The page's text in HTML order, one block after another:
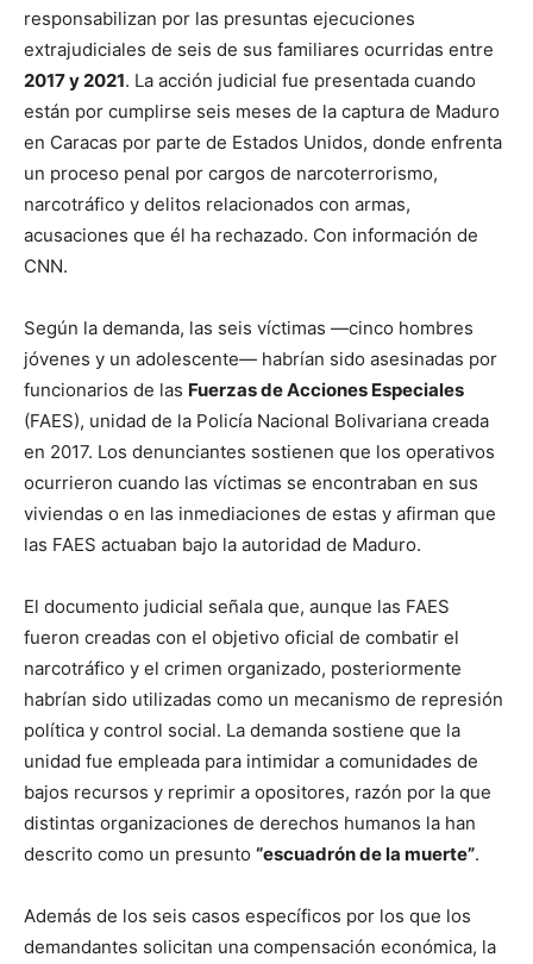
responsabilizan por las presuntas ejecuciones
extrajudiciales de seis de sus familiares ocurridas entre
2017 y 2021. La acción judicial fue presentada cuando
están por cumplirse seis meses de la captura de Maduro
en Caracas por parte de Estados Unidos, donde enfrenta
un proceso penal por cargos de narcoterrorismo,
narcotráfico y delitos relacionados con armas,
acusaciones que él ha rechazado. Con información de
CNN.
Según la demanda, las seis víctimas —cinco hombres
jóvenes y un adolescente— habrían sido asesinadas por
funcionarios de las Fuerzas de Acciones Especiales
(FAES), unidad de la Policía Nacional Bolivariana creada
en 2017. Los denunciantes sostienen que los operativos
ocurrieron cuando las víctimas se encontraban en sus
viviendas o en las inmediaciones de estas y afirman que
las FAES actuaban bajo la autoridad de Maduro.
El documento judicial señala que, aunque las FAES
fueron creadas con el objetivo oficial de combatir el
narcotráfico y el crimen organizado, posteriormente
habrían sido utilizadas como un mecanismo de represión
política y control social. La demanda sostiene que la
unidad fue empleada para intimidar a comunidades de
bajos recursos y reprimir a opositores, razón por la que
distintas organizaciones de derechos humanos la han
descrito como un presunto “escuadrón de la muerte”.
Además de los seis casos específicos por los que los
demandantes solicitan una compensación económica, la